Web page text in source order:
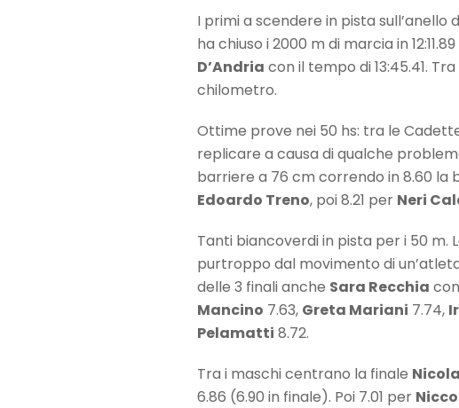
I primi a scendere in pista sull’anello
ha chiuso i 2000 m di marcia in
D’Andria con il tempo di 13:45.41.
chilometro.
Ottime prove nei 50 hs: tra le
replicare a causa di qualche
barriere a 76 cm correndo in 8.60 la
Edoardo Treno, poi 8.21 per Neri
Tanti biancoverdi in pista per i 50 m.
purtroppo dal movimento di
delle 3 finali anche Sara Recchia
Mancino 7.63, Greta Mariani 7.74,
Pelamatti 8.72.
Tra i maschi centrano la finale
6.86 (6.90 in finale). Poi 7.01 per